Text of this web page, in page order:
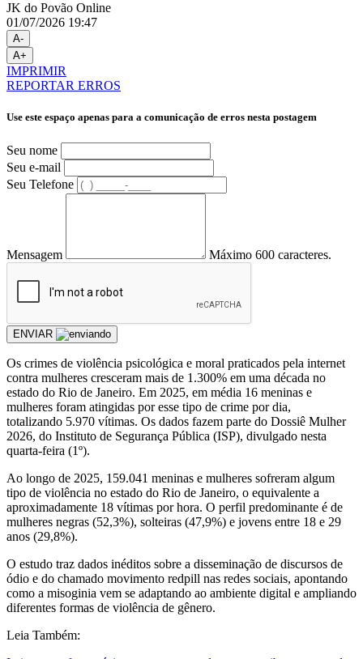
JK do Povão Online
01/07/2026 19:47
A-
A+
IMPRIMIR
REPORTAR ERROS
Use este espaço apenas para a comunicação de erros nesta postagem
Seu nome
Seu e-mail
Seu Telefone
Mensagem Máximo 600 caracteres.
ENVIAR
Os crimes de violência psicológica e moral praticados pela internet
contra mulheres cresceram mais de 1.300% em uma década no
estado do Rio de Janeiro. Em 2025, em média 16 meninas e
mulheres foram atingidas por esse tipo de crime por dia,
totalizando 5.970 vítimas. Os dados fazem parte do Dossiê Mulher
2026, do Instituto de Segurança Pública (ISP), divulgado nesta
quarta-feira (1º).
Ao longo de 2025, 159.041 meninas e mulheres sofreram algum
tipo de violência no estado do Rio de Janeiro, o equivalente a
aproximadamente 18 vítimas por hora. O perfil predominante é de
mulheres negras (52,3%), solteiras (47,9%) e jovens entre 18 e 29
anos (29,8%).
O estudo traz dados inéditos sobre a disseminação de discursos de
ódio e do chamado movimento redpill nas redes sociais, apontando
como a misoginia vem se adaptando ao ambiente digital e ampliando
diferentes formas de violência de gênero.
Leia Também: